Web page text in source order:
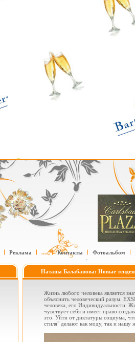
Реклама .... Контакты Фотоальбом
Наташа Балабанова: Новые
Жизнь любого человека является
объяснить человеческий разум.
человека, его Индивидуальности.
чувствует себя и имеет право
это. Уйти от диктатуры социума,
стиля" делают как моду, так и нашу